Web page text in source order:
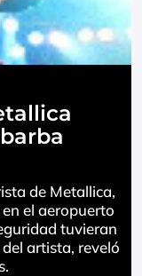
de Metallica,
el aeropuerto
tuvieran
artista, reveló